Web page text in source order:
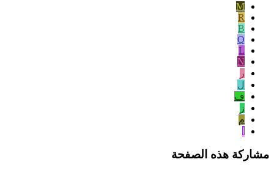
M
R
B
Q
L
N
ر
ل
ف
ز
م
مشاركة هذه الصفحة